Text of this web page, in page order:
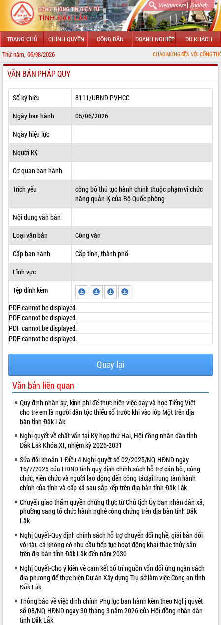
Vietnamese| English
TRANG CHỦ CHÍNH QUYỀN CÔNG DÂN DOANH NGHIỆP DU KHÁCH
Thứ năm, 06/08/2026 CHÀO MỪNG ĐẾN VỚI CỔNG THÔNG TIN
GIỚI THIỆU
LÃNH ĐẠO UBND TỈNH
TIN TỨC SỰ KIỆN
SỞ, BAN, NGÀNH
UBND CÁC XÃ, PHƯỜNG
THÔNG TIN CHỈ ĐẠO ĐIỀU HÀNH
HỆ THỐNG VĂN BẢN
VĂN BẢN HĐND TỈNH
ĐIỂM TIN VĂN BẢN
QUY HOẠCH - KẾ HOẠCH
VIDEO
Bí thư Tỉnh ủy Lương Nguyễn Minh
Triết thăm, tặng quà người có công với
cách mạng
Rà soát, hoàn thiện hệ thống thiết chế
văn hóa, thể thao đáp ứng yêu cầu
phát triển mới
Thường trực HĐND tỉnh Đắk Lắk gặp
VĂN BẢN PHÁP QUY
Số ký hiệu
8111/UBND-PVHCC
Ngày ban hành
05/06/2026
Ngày hiệu lực
Người Ký
Cơ quan ban hành
Trích yếu
công bố thủ tục hành chính thuộc phạm vi chức
năng quản lý của Bộ Quốc phòng
Nội dung văn bản
Loại văn bản
Công văn
Cấp ban hành
Cấp tỉnh, thành phố
Lĩnh vực
Tệp đính kèm
PDF cannot be displayed.
PDF cannot be displayed.
PDF cannot be displayed.
PDF cannot be displayed.
Quay lại
Văn bản liên quan
Quy định nhân sự, kinh phí để thực hiện việc dạy và học Tiếng Việt
cho trẻ em là người dân tộc thiểu số trước khi vào lớp Một trên địa
bàn tỉnh Đắk Lắk
Nghị quyết về chất vấn tại Kỳ họp thứ Hai, Hội đồng nhân dân tỉnh
Đắk Lắk Khóa XI, nhiệm kỳ 2026-2031
Sửa đổi khoản 1 Điều 4 Nghị quyết số 02/2025/NQ-HĐND ngày
16/7/2025 của HĐND tỉnh quy định chính sách hỗ trợ cán bộ , công
chức, viên chức và người lao động đến công táctạiTrung tâm hành
chính của tỉnh và cấp xã sau sắp xếp trên địa bàn tỉnh Đắk Lắk
Chuyển giao thẩm quyền chứng thực từ Chủ tịch Ủy ban nhân dân xã,
phường sang tổ chức hành nghề công chứng trên địa bàn tỉnh Đắk
Lắk
Nghị Quyết-Quy định chính sách hỗ trợ chuyển đổi nghề, giải bản đối
với tàu cá không có nhu cầu tiếp tục hoạt động khai thác thủy sản
trên địa bàn tỉnh Đắk Lắk đến năm 2030
Nghị Quyết-Cho ý kiến về cam kết bố trí nguồn vốn đối ứng ngân sách
địa phương để thực hiện Dự án Xây dựng Trụ sở làm việc Công an tỉnh
Đắk Lắk
Thông báo về việc đính chính Phụ lục ban hành kèm theo Nghị quyết
số 08/NQ-HĐND ngày 30 tháng 3 năm 2026 của Hội đồng nhân dân
tỉnh Đắk Lắk